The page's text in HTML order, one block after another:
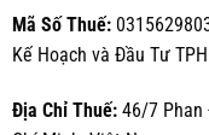
Mã Số Thuế:
Kế Hoạch và Đầu Tư
Địa Chỉ Thuế:46/7 Phan